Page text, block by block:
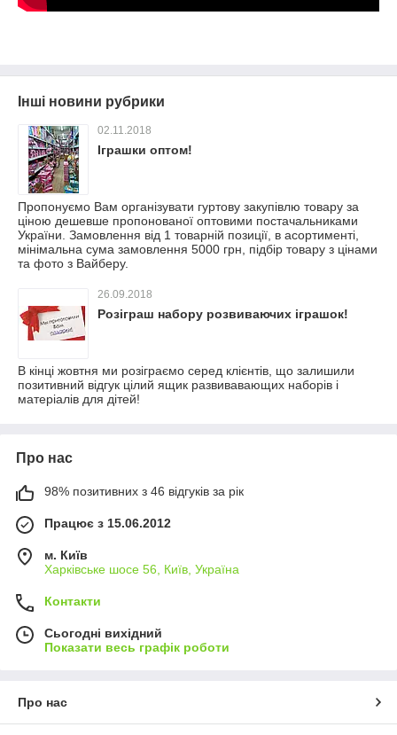
Інші новини рубрики
02.11.2018
Іграшки оптом!
Пропонуємо Вам організувати гуртову закупівлю товару за
ціною дешевше пропонованої оптовими постачальниками
України. Замовлення від 1 товарній позиції, в асортименті,
мінімальна сума замовлення 5000 грн, підбір товару з цінами
та фото з Вайберу.
26.09.2018
Розіграш набору розвиваючих іграшок!
В кінці жовтня ми розіграємо серед клієнтів, що залишили
позитивний відгук цілий ящик развивавающих наборів і
матеріалів для дітей!
Про нас
98% позитивних з 46 відгуків за рік
Працює з 15.06.2012
м. Київ
Харківське шосе 56, Київ, Україна
Контакти
Сьогодні вихідний
Показати весь графік роботи
Про нас